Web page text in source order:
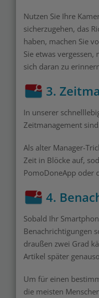
Nutzen Sie Ihre
sicherzugehen, das
haben, machen Sie
Sie etwas
sich daran zu
3.
In unserer
Zeitmanagement
Als alter Manager-
Zeit in Blöcke auf,
PomoDoneApp oder
4.
Sobald Ihr
Benachrichtigungen
draußen zwei Grad
Artikel später
Um für einen
die meisten